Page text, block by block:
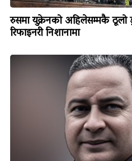
रुसमा युक्रेनको अहिलेसम्मकै
रिफाइनरी निशानामा